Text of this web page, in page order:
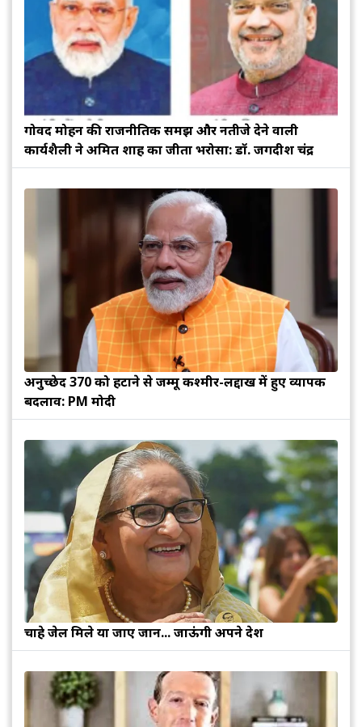
गोविंद मोहन की राजनीतिक समझ और नतीजे देने वाली
कार्यशैली ने अमित शाह का जीता भरोसा: डॉ. जगदीश चंद्र
अनुच्छेद 370 को हटाने से जम्मू कश्मीर-लद्दाख में हुए व्यापक
बदलाव: PM मोदी
चाहे जेल मिले या जाए जान... जाऊंगी अपने देश